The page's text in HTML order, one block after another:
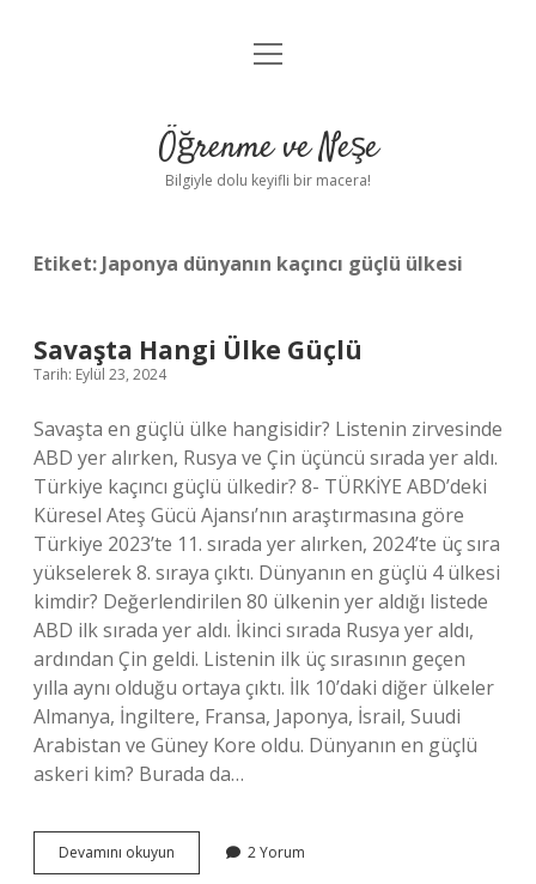
Anasayfa
Yasal Uyarı
menüyü
Öğrenme ve Neşe
Bilgiyle dolu keyifli bir macera!
Etiket: Japonya dünyanın kaçıncı güçlü ülkesi
Savaşta Hangi Ülke Güçlü
Tarih: Eylül 23, 2024
Savaşta en güçlü ülke hangisidir? Listenin zirvesinde
ABD yer alırken, Rusya ve Çin üçüncü sırada yer aldı.
Türkiye kaçıncı güçlü ülkedir? 8- TÜRKİYE ABD’deki
Küresel Ateş Gücü Ajansı’nın araştırmasına göre
Türkiye 2023’te 11. sırada yer alırken, 2024’te üç sıra
yükselerek 8. sıraya çıktı. Dünyanın en güçlü 4 ülkesi
kimdir? Değerlendirilen 80 ülkenin yer aldığı listede
ABD ilk sırada yer aldı. İkinci sırada Rusya yer aldı,
ardından Çin geldi. Listenin ilk üç sırasının geçen
yılla aynı olduğu ortaya çıktı. İlk 10’daki diğer ülkeler
Almanya, İngiltere, Fransa, Japonya, İsrail, Suudi
Arabistan ve Güney Kore oldu. Dünyanın en güçlü
askeri kim? Burada da…
Devamını okuyun
Hangi
2 Yorum